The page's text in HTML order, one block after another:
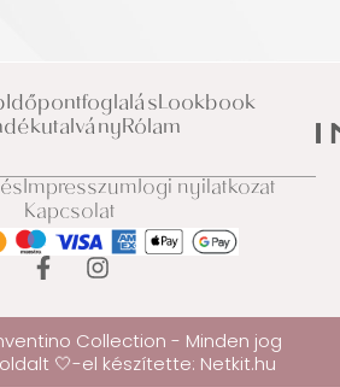
IdőpontfoglalásLookbook
Rólam
ImpresszumJogi nyilatkozat
Kapcsolat
Collection - Minden jog
🤍-el készítette: Netkit.hu